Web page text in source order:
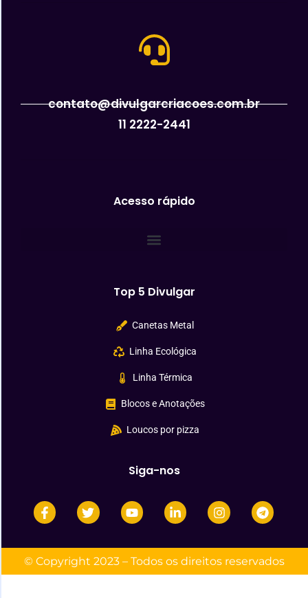
contato@divulgarcriacoes.com.br
11 2222-2441
Acesso rápido
Top 5 Divulgar
Canetas Metal
Linha Ecológica
Linha Térmica
Blocos e Anotações
Loucos por pizza
Siga-nos
© Copyright 2023 – Todos os direitos reservados